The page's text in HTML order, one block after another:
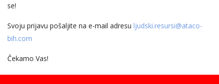
se!
Svoju prijavu pošaljite na e-mail adresu ljudski.resursi@ataco-
bih.com
Čekamo Vas!